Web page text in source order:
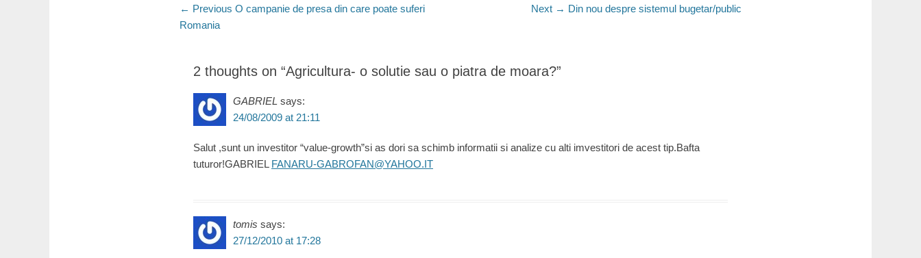
Post
navigation
← Previous Previous
O campanie de presa din care poate suferi
Romania
Next → Next
Din nou despre sistemul bugetar/public
2 thoughts on “Agricultura- o solutie sau o piatra de moara?”
GABRIEL says:
24/08/2009 at 21:11
Salut ,sunt un investitor “value-growth”si as dori sa schimb informatii si analize cu alti imvestitori de acest tip.Bafta
tuturor!GABRIEL FANARU-GABROFAN@YAHOO.IT
tomis says:
27/12/2010 at 17:28